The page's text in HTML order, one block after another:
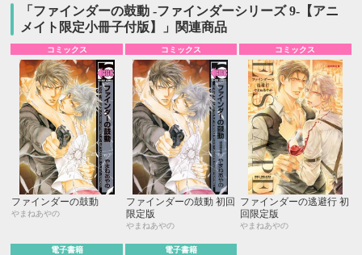
「ファインダーの鼓動 -ファインダーシリーズ 9-【アニ
メイト限定小冊子付版】」関連商品
コミックス
ファインダーの鼓動
やまねあやの
コミックス
ファインダーの鼓動 初回
限定版
やまねあやの
コミックス
ファインダーの逃避行 初
回限定版
やまねあやの
電子書籍 電子書籍